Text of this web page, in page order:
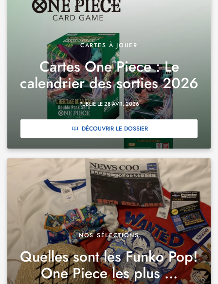
CARTES À JOUER
Cartes One Piece : Le
calendrier des sorties 2026
PUBLIÉ LE 28 AVR. 2026
DÉCOUVRIR LE DOSSIER
NOS SÉLECTIONS
Quelles sont les Funko Pop!
One Piece les plus ...